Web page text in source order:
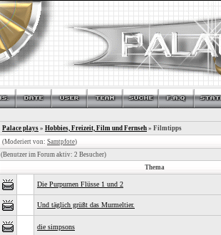
Palace plays » Hobbies, Freizeit, Film und Fernseh » Filmtipps
(Moderiert von: Samtpfote)
(Benutzer im Forum aktiv: 2 Besucher)
Thema
Die Purpurnen Flüsse 1 und 2
Und täglich grüßt das Murmeltier.
die simpsons